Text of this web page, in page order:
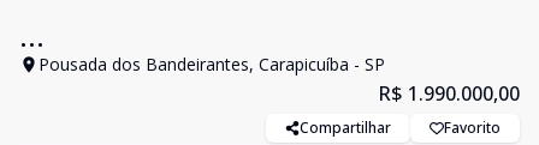
...
Pousada dos Bandeirantes, Carapicuíba - SP
R$ 1.990.000,00
Compartilhar Favorito